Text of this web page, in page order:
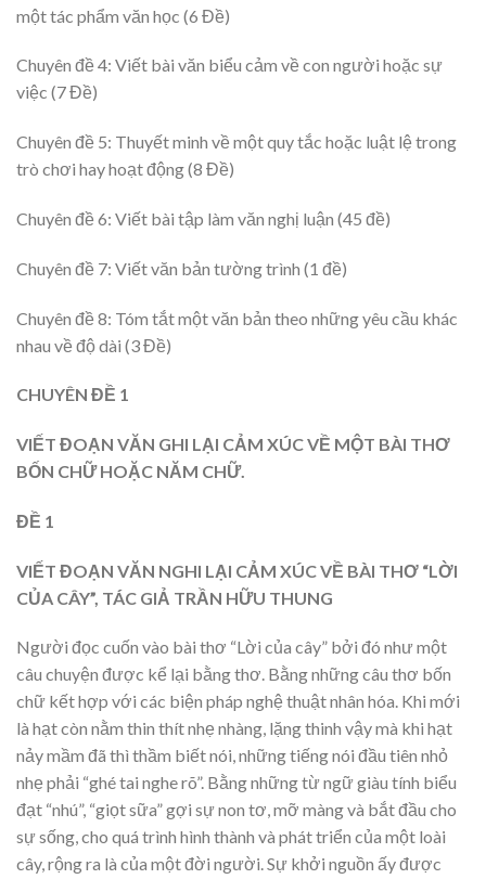
một tác phẩm văn học (6 Đề)
Chuyên đề 4: Viết bài văn biểu cảm về con người hoặc sự
việc (7 Đề)
Chuyên đề 5: Thuyết minh về một quy tắc hoặc luật lệ trong
trò chơi hay hoạt động (8 Đề)
Chuyên đề 6: Viết bài tập làm văn nghị luận (45 đề)
Chuyên đề 7: Viết văn bản tường trình (1 đề)
Chuyên đề 8: Tóm tắt một văn bản theo những yêu cầu khác
nhau về độ dài (3 Đề)
CHUYÊN ĐỀ 1
VIẾT ĐOẠN VĂN GHI LẠI CẢM XÚC VỀ MỘT BÀI THƠ
BỐN CHỮ HOẶC NĂM CHỮ.
ĐỀ 1
VIẾT ĐOẠN VĂN NGHI LẠI CẢM XÚC VỀ BÀI THƠ “LỜI
CỦA CÂY”, TÁC GIẢ TRẦN HỮU THUNG
Người đọc cuốn vào bài thơ “Lời của cây” bởi đó như một
câu chuyện được kể lại bằng thơ. Bằng những câu thơ bốn
chữ kết hợp với các biện pháp nghệ thuật nhân hóa. Khi mới
là hạt còn nằm thin thít nhẹ nhàng, lặng thinh vậy mà khi hạt
nảy mầm đã thì thầm biết nói, những tiếng nói đầu tiên nhỏ
nhẹ phải “ghé tai nghe rõ”. Bằng những từ ngữ giàu tính biểu
đạt “nhú”, “giọt sữa” gợi sự non tơ, mỡ màng và bắt đầu cho
sự sống, cho quá trình hình thành và phát triển của một loài
cây, rộng ra là của một đời người. Sự khởi nguồn ấy được